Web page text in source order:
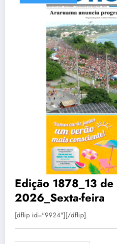
Edição 1878_13 de
2026_Sexta-feira
[dflip id="9924"][/dflip]